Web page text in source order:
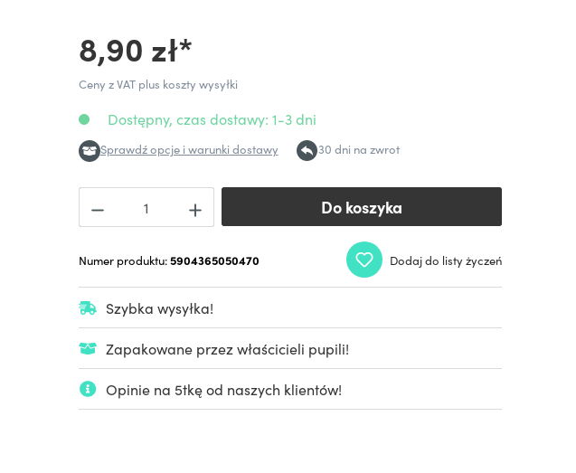
8,90 zł*
Ceny z VAT plus koszty wysyłki
Dostępny, czas dostawy: 1-3 dni
Sprawdź opcje i warunki dostawy 30 dni na zwrot
Do koszyka
Do koszyka
Numer produktu:5904365050470 Dodaj do listy życzeń
Szybka wysyłka!
Zapakowane przez właścicieli pupili!
Opinie na 5tkę od naszych klientów!